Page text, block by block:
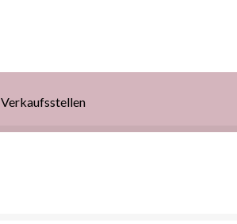
Verkaufsstellen